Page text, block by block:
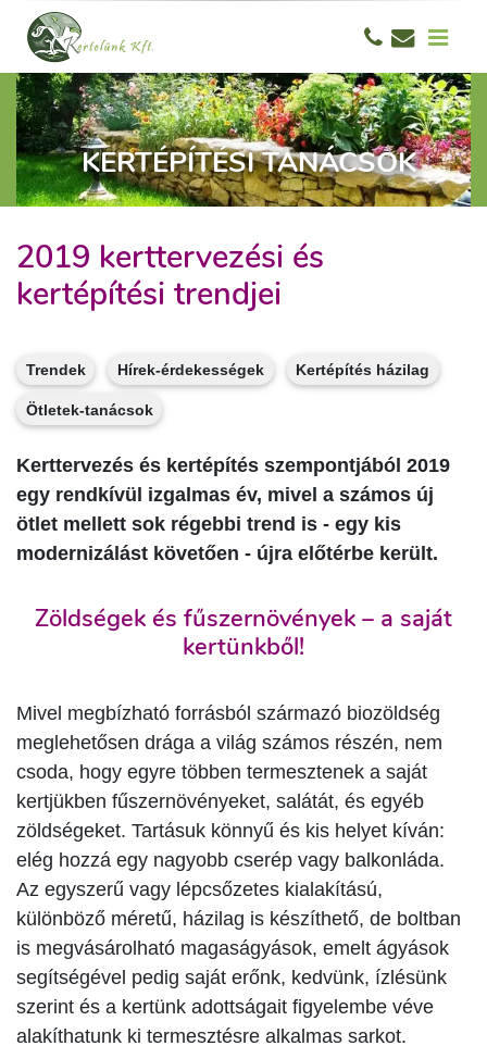
KERTÉPÍTÉSI TANÁCSOK
2019 kerttervezési és
kertépítési trendjei
Trendek Hírek-érdekességek Kertépítés házilag
Ötletek-tanácsok
Kerttervezés és kertépítés szempontjából 2019
egy rendkívül izgalmas év, mivel a számos új
ötlet mellett sok régebbi trend is - egy kis
modernizálást követően - újra előtérbe került.
Zöldségek és fűszernövények – a saját
kertünkből!
Mivel megbízható forrásból származó biozöldség
meglehetősen drága a világ számos részén, nem
csoda, hogy egyre többen termesztenek a saját
kertjükben fűszernövényeket, salátát, és egyéb
zöldségeket. Tartásuk könnyű és kis helyet kíván:
elég hozzá egy nagyobb cserép vagy balkonláda.
Az egyszerű vagy lépcsőzetes kialakítású,
különböző méretű, házilag is készíthető, de boltban
is megvásárolható magaságyások, emelt ágyások
segítségével pedig saját erőnk, kedvünk, ízlésünk
szerint és a kertünk adottságait figyelembe véve
alakíthatunk ki termesztésre alkalmas sarkot.